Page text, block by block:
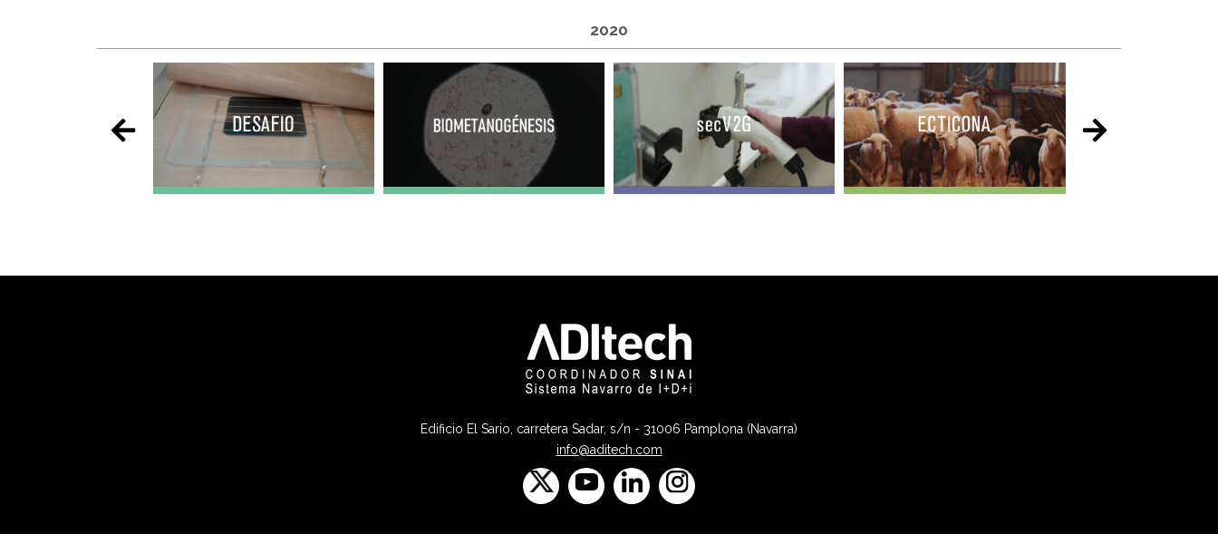
2020
Edificio El Sario, carretera Sadar, s/n - 31006 Pamplona (Navarra)
info@aditech.com